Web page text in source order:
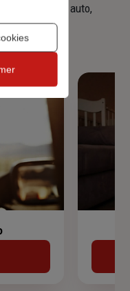
d'assurance, auto,